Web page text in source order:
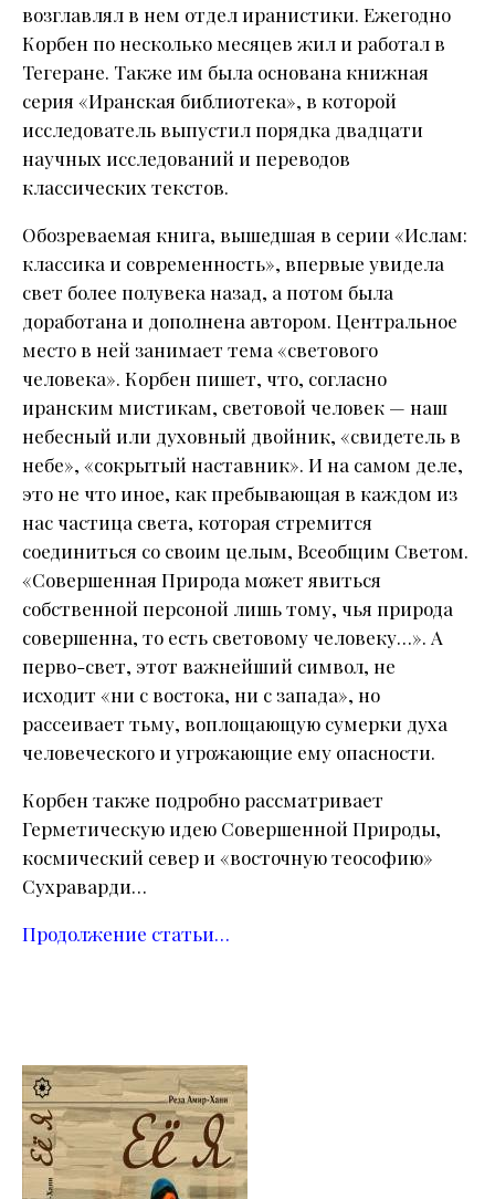
возглавлял в нем отдел иранистики. Ежегодно
Корбен по несколько месяцев жил и работал в
Тегеране. Также им была основана книжная
серия «Иранская библиотека», в которой
исследователь выпустил порядка двадцати
научных исследований и переводов
классических текстов.
Обозреваемая книга, вышедшая в серии «Ислам:
классика и современность», впервые увидела
свет более полувека назад, а потом была
доработана и дополнена автором. Центральное
место в ней занимает тема «светового
человека». Корбен пишет, что, согласно
иранским мистикам, световой человек — наш
небесный или духовный двойник, «свидетель в
небе», «сокрытый наставник». И на самом деле,
это не что иное, как пребывающая в каждом из
нас частица света, которая стремится
соединиться со своим целым, Всеобщим Светом.
«Совершенная Природа может явиться
собственной персоной лишь тому, чья природа
совершенна, то есть световому человеку…». А
перво-свет, этот важнейший символ, не
исходит «ни с востока, ни с запада», но
рассеивает тьму, воплощающую сумерки духа
человеческого и угрожающие ему опасности.
Корбен также подробно рассматривает
Герметическую идею Совершенной Природы,
космический север и «восточную теософию»
Сухраварди…
Продолжение статьи…